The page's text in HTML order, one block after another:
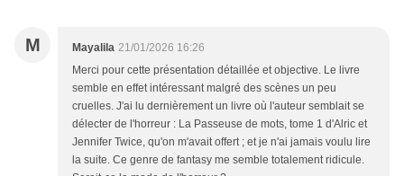
M Mayalila 21/01/2026 16:26
Merci pour cette présentation détaillée et objective. Le livre
semble en effet intéressant malgré des scènes un peu
cruelles. J'ai lu dernièrement un livre où l'auteur semblait se
délecter de l'horreur : La Passeuse de mots, tome 1 d'Alric et
Jennifer Twice, qu'on m'avait offert ; et je n'ai jamais voulu lire
la suite. Ce genre de fantasy me semble totalement ridicule.